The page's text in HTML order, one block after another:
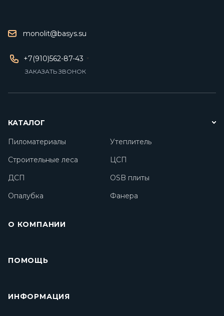
monolit@basys.su
+7(910)562-87-43
ЗАКАЗАТЬ ЗВОНОК
КАТАЛОГ
Пиломатериалы
Утеплитель
Строительные леса
ЦСП
ДСП
OSB плиты
Опалубка
Фанера
О КОМПАНИИ
ПОМОЩЬ
ИНФОРМАЦИЯ